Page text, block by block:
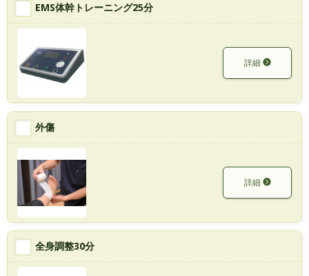
EMS体幹トレーニング25分
詳細
外傷
詳細
全身調整30分